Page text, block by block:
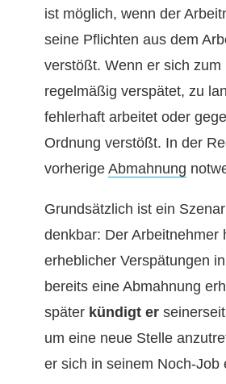
ist möglich, wenn der
seine Pflichten aus dem
verstößt. Wenn er sich zum
regelmäßig verspätet, zu
fehlerhaft arbeitet oder
Ordnung verstößt. In der
vorherige Abmahnung
Grundsätzlich ist ein
denkbar: Der Arbeitnehmer
erheblicher Verspätungen
bereits eine Abmahnung
später kündigt er
um eine neue Stelle
er sich in seinem Noch-Job